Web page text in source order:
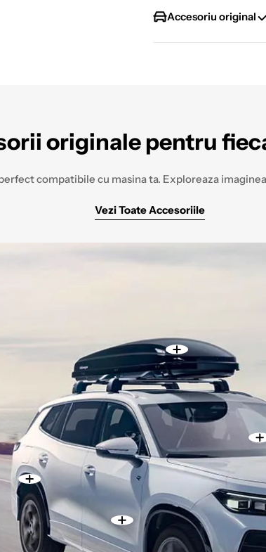
Accesoriu original
originale pentru
compatibile cu masina ta. Exploreaza
Vezi Toate Accesoriile